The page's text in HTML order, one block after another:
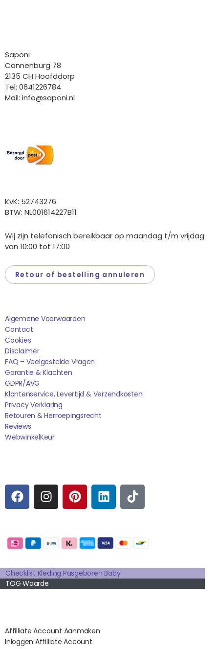
Saponi
Cannenburg 78
2135 CH Hoofddorp
Tel: 0641226784
Mail: info@saponi.nl
KvK: 52743276
BTW: NL001614227B11
Wij zijn telefonisch bereikbaar op maandag t/m vrijdag
van 10:00 tot 17:00
Retour of bestelling annuleren
Algemene Voorwaarden
Contact
Cookies
Disclaimer
FAQ – Veelgestelde Vragen
Garantie & Klachten
GDPR/AVG
Klantenservice, Levertijd & Verzendkosten
Privacy Verklaring
Retouren & Herroepingsrecht
Reviews
WebwinkelKEur
F
A
C
B
O
K
I
N
S
A
A
M
P
I
N
E
R
S
T
L
I
N
E
D
N
T
I
K
O
K
Checklist Kleding Pasgeboren Baby
TOG Waarde
Affilliate Account Aanmaken
Inloggen Affilliate Account